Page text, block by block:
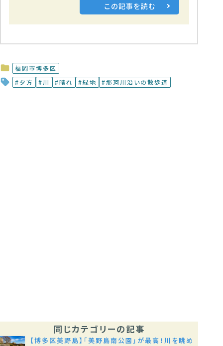
この記事を読む
福岡市博多区
夕方
川 晴れ 緑地 那珂川沿いの散歩道
同じカテゴリーの記事
【博多区美野島】「美野島南公園」が最高！川を眺め